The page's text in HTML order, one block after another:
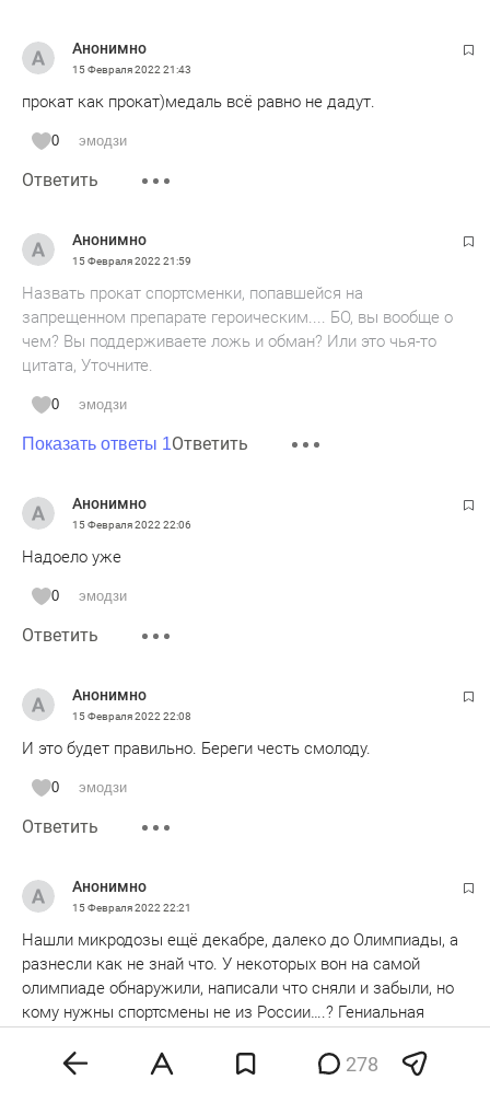
Анонимно
15 Февраля 2022 21:43
прокат как прокат)медаль всё равно не дадут.
0 эмодзи
Ответить
Анонимно
15 Февраля 2022 21:59
Назвать прокат спортсменки, попавшейся на
запрещенном препарате героическим.... БО, вы вообще о
чем? Вы поддерживаете ложь и обман? Или это чья-то
цитата, Уточните.
0 эмодзи
Показать ответы 1Ответить
Анонимно
15 Февраля 2022 22:06
Надоело уже
0 эмодзи
Ответить
Анонимно
15 Февраля 2022 22:08
И это будет правильно. Береги честь смолоду.
0 эмодзи
Ответить
Анонимно
15 Февраля 2022 22:21
Нашли микродозы ещё декабре, далеко до Олимпиады, а
разнесли как не знай что. У некоторых вон на самой
олимпиаде обнаружили, написали что сняли и забыли, но
кому нужны спортсмены не из России….? Гениальная
скандала многие люди без слез не могут смотреть на
278